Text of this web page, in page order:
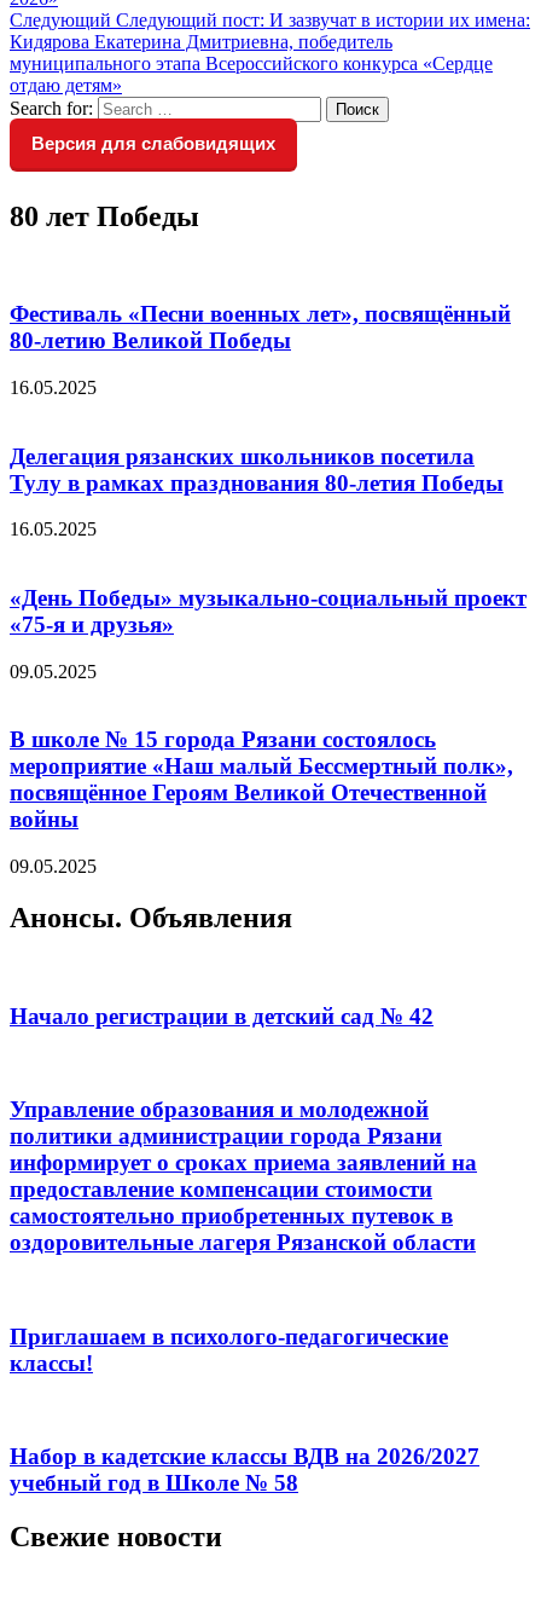
Следующий Следующий пост: И зазвучат в истории их имена:
Кидярова Екатерина Дмитриевна, победитель
муниципального этапа Всероссийского конкурса «Сердце
отдаю детям»
Search for:
Поиск
Версия для слабовидящих
80 лет Победы
Фестиваль «Песни военных лет», посвящённый
80-летию Великой Победы
16.05.2025
Делегация рязанских школьников посетила
Тулу в рамках празднования 80-летия Победы
16.05.2025
«День Победы» музыкально-социальный проект
«75-я и друзья»
09.05.2025
В школе № 15 города Рязани состоялось
мероприятие «Наш малый Бессмертный полк»,
посвящённое Героям Великой Отечественной
войны
09.05.2025
Анонсы. Объявления
Начало регистрации в детский сад № 42
Управление образования и молодежной
политики администрации города Рязани
информирует о сроках приема заявлений на
предоставление компенсации стоимости
самостоятельно приобретенных путевок в
оздоровительные лагеря Рязанской области
Приглашаем в психолого-педагогические
классы!
Набор в кадетские классы ВДВ на 2026/2027
учебный год в Школе № 58
Свежие новости